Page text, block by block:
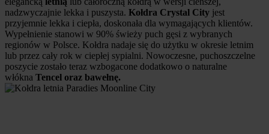
nadzwyczajnie lekka i puszysta. Kołdra Crystal City jest
przyjemnie lekka i ciepła, doskonała dla wymagających klientów.
Wypełnienie stanowi w 90% świeży puch gęsi z wybranych
regionów w Polsce. Kołdra nadaje się do użytku w okresie letnim
lub przez cały rok w ciepłej sypialni. Nowoczesne, puchoszczelne
poszycie zostało teraz wzbogacone dodatkowo o naturalne
włókna Tencel oraz bawełnę.